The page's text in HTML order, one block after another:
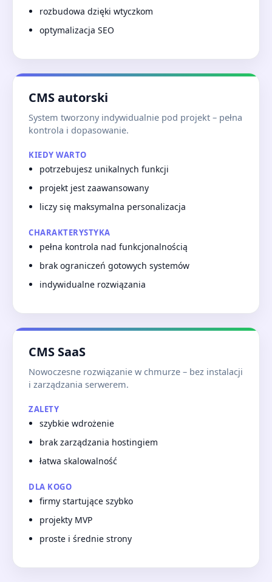
rozbudowa dzięki wtyczkom
optymalizacja SEO
CMS autorski
System tworzony indywidualnie pod projekt – pełna
kontrola i dopasowanie.
KIEDY WARTO
potrzebujesz unikalnych funkcji
projekt jest zaawansowany
liczy się maksymalna personalizacja
CHARAKTERYSTYKA
pełna kontrola nad funkcjonalnością
brak ograniczeń gotowych systemów
indywidualne rozwiązania
CMS SaaS
Nowoczesne rozwiązanie w chmurze – bez instalacji
i zarządzania serwerem.
ZALETY
szybkie wdrożenie
brak zarządzania hostingiem
łatwa skalowalność
DLA KOGO
firmy startujące szybko
projekty MVP
proste i średnie strony